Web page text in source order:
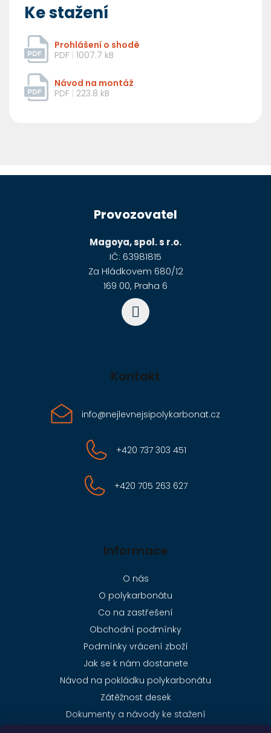
Ke stažení
Prohlášení o shodě
PDF 1007.7 kB
Návod na montáž
PDF
223.8 kB
Provozovatel
Magoya, spol. s r.o.
IČ: 63981815
Za Hládkovem 680/12
169 00, Praha 6
Kontakt
info@nejlevnejsipolykarbonat.cz
+420 737 303 451
+420 705 263 627
Informace
O nás
O polykarbonátu
Co na zastřešení
Obchodní podmínky
Podmínky vrácení zboží
Jak se k nám dostanete
Návod na pokládku polykarbonátu
Zátěžnost desek
Dokumenty a návody ke stažení
Potřebuji pomoct